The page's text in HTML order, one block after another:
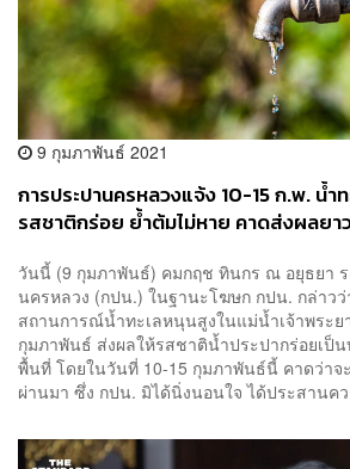
9 กุมภาพันธ์ 2021
การประปานครหลวงแจ้ง 10-15 ก.พ. น้ำ
รสชาติกร่อย ย้ำต้มไม่หาย คาดส่งผลยา
วันนี้ (9 กุมภาพันธ์) คมกฤช ทินกร ณ อยุธยา ร
นครหลวง (กปน.) ในฐานะโฆษก กปน. กล่าว
สถานการณ์น้ำทะเลหนุนสูงในแม่น้ำเจ้าพระย
กุมภาพันธ์ ส่งผลให้รสชาติน้ำประปากร่อยเป็น
พื้นที่ โดยในวันที่ 10-15 กุมภาพันธ์นี้ คาดว่าจ
ผ่านมา ซึ่ง กปน. มิได้นิ่งนอนใจ ได้ประสานค